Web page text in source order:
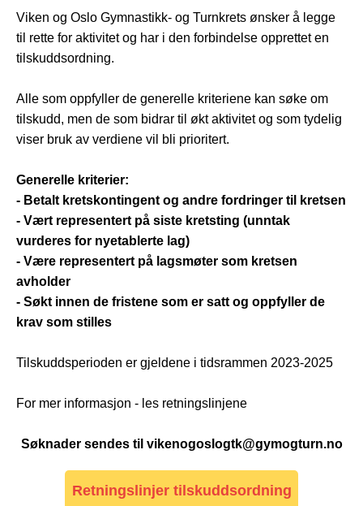
Viken og Oslo Gymnastikk- og Turnkrets ønsker å legge
til rette for aktivitet og har i den forbindelse opprettet en
tilskuddsordning.
Alle som oppfyller de generelle kriteriene kan søke om
tilskudd, men de som bidrar til økt aktivitet og som tydelig
viser bruk av verdiene vil bli prioritert.
Generelle kriterier:
- Betalt kretskontingent og andre fordringer til kretsen
- Vært representert på siste kretsting (unntak
vurderes for nyetablerte lag)
- Være representert på lagsmøter som kretsen
avholder
- Søkt innen de fristene som er satt og oppfyller de
krav som stilles
Tilskuddsperioden er gjeldene i tidsrammen 2023-2025
For mer informasjon - les retningslinjene
Søknader sendes til vikenogoslogtk@gymogturn.no
Retningslinjer tilskuddsordning